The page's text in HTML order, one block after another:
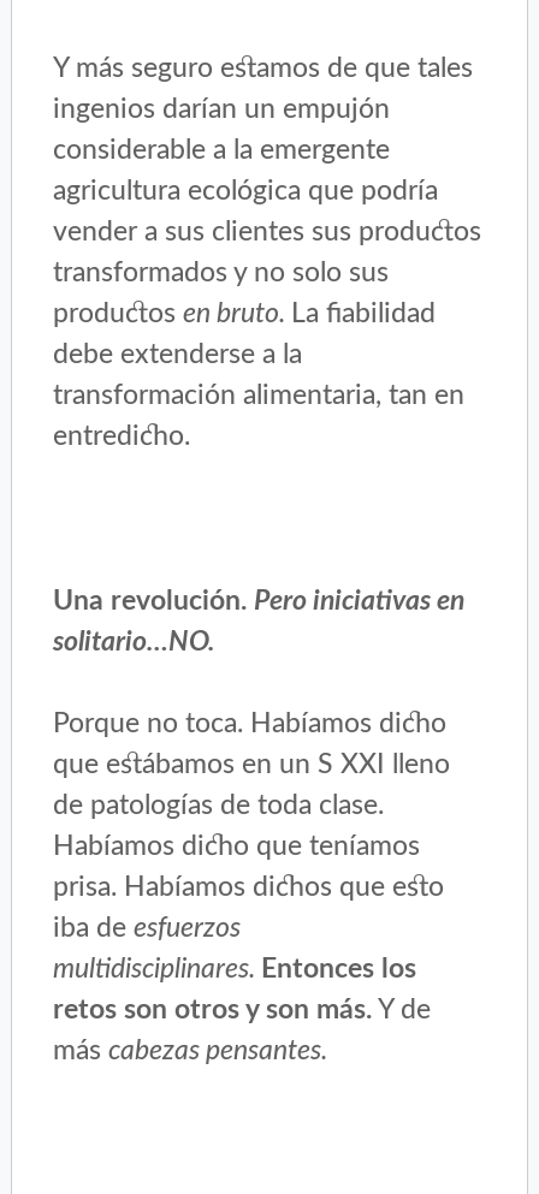
Y más seguro estamos de que tales
ingenios darían un empujón
considerable a la emergente
agricultura ecológica que podría
vender a sus clientes sus productos
transformados y no solo sus
productosen bruto.
La fiabilidad
debe extenderse a la
transformación alimentaria, tan en
entredicho.
Una revolución. Pero iniciativas en
solitario…NO.
Porque no toca. Habíamos dicho
que estábamos en un S XXI lleno
de patologías de toda clase.
Habíamos dicho que teníamos
prisa. Habíamos dichos que esto
iba deesfuerzos
multidisciplinares. Entonces los
retos son otros y son más. Y de
máscabezas pensantes.